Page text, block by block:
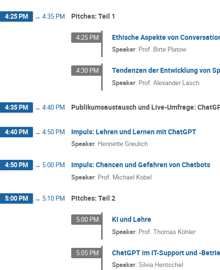
4:25 PM → 4:35 PM Pitches: Teil 1
4:25 PM Ethische Aspekte von
Speaker: Prof. Birte Platow
4:30 PM Tendenzen der Entwicklung von
Speaker: Prof.Alexander Lasch
4:35 PM → 4:40 PM Publikumsaustausch und Live-Umfrage:
4:40 PM → 4:50 PM Impuls: Lehren und Lernen mit ChatGPT
Speaker: Henriette Greulich
4:50 PM → 5:00 PM Impuls: Chancen und Gefahren von Chatbots
Speaker: Prof. Michael Kobel
5:00 PM → 5:10 PM Pitches: Teil 2
5:00 PM KI und Lehre
Speaker: Prof.Thomas Köhler
5:05 PM ChatGPT im IT-Support und -
Speaker:Silvia Hentschel